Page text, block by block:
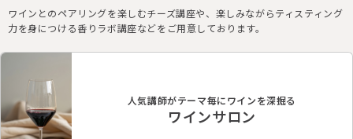
ワインとのペアリングを楽しむチーズ講座や、楽しみながらティスティング
力を身につける香りラボ講座などをご用意しております。
人気講師がテーマ毎にワインを深掘る
ワインサロン